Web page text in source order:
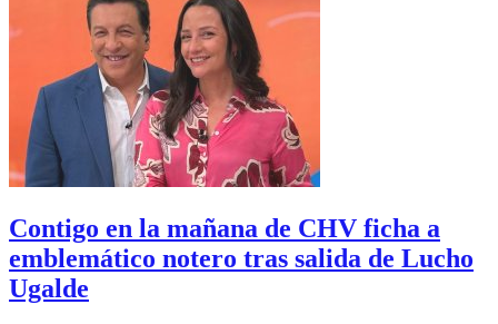
Contigo en la mañana de CHV ficha a
emblemático notero tras salida de Lucho
Ugalde